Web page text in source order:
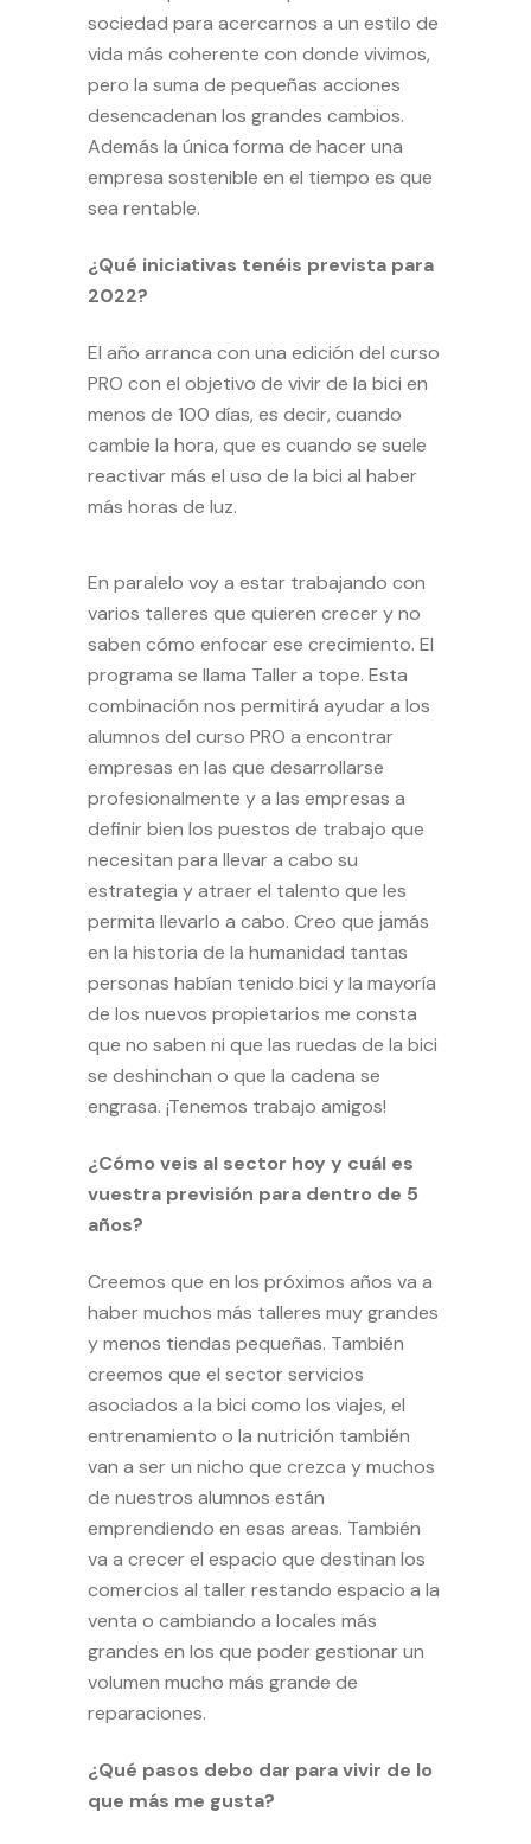
sociedad para acercarnos a un estilo de
vida más coherente con donde vivimos,
pero la suma de pequeñas acciones
desencadenan los grandes cambios.
Además la única forma de hacer una
empresa sostenible en el tiempo es que
sea rentable.
¿Qué iniciativas tenéis prevista para
2022?
El año arranca con una edición del curso
PRO con el objetivo de vivir de la bici en
menos de 100 días, es decir, cuando
cambie la hora, que es cuando se suele
reactivar más el uso de la bici al haber
más horas de luz.
En paralelo voy a estar trabajando con
varios talleres que quieren crecer y no
saben cómo enfocar ese crecimiento. El
programa se llama Taller a tope. Esta
combinación nos permitirá ayudar a los
alumnos del curso PRO a encontrar
empresas en las que desarrollarse
profesionalmente y a las empresas a
definir bien los puestos de trabajo que
necesitan para llevar a cabo su
estrategia y atraer el talento que les
permita llevarlo a cabo. Creo que jamás
en la historia de la humanidad tantas
personas habían tenido bici y la mayoría
de los nuevos propietarios me consta
que no saben ni que las ruedas de la bici
se deshinchan o que la cadena se
engrasa. ¡Tenemos trabajo amigos!
¿Cómo veis al sector hoy y cuál es
vuestra previsión para dentro de 5
años?
Creemos que en los próximos años va a
haber muchos más talleres muy grandes
y menos tiendas pequeñas. También
creemos que el sector servicios
asociados a la bici como los viajes, el
entrenamiento o la nutrición también
van a ser un nicho que crezca y muchos
de nuestros alumnos están
emprendiendo en esas areas. También
va a crecer el espacio que destinan los
comercios al taller restando espacio a la
venta o cambiando a locales más
grandes en los que poder gestionar un
volumen mucho más grande de
reparaciones.
¿Qué pasos debo dar para vivir de lo
que más me gusta?